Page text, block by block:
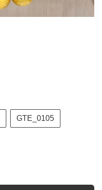
GTE_0105